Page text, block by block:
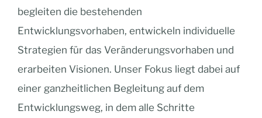
begleiten die bestehenden
Entwicklungsvorhaben, entwickeln individuelle
Strategien für das Veränderungsvorhaben und
erarbeiten Visionen. Unser Fokus liegt dabei auf
einer ganzheitlichen Begleitung auf dem
Entwicklungsweg, in dem alle Schritte